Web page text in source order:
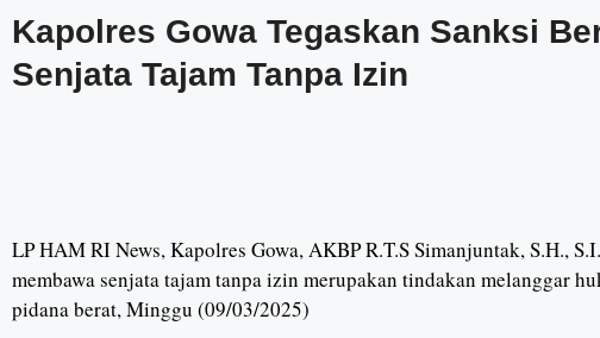
Kapolres Gowa Tegaskan Sanksi
Senjata Tajam Tanpa Izin
LP HAM RI News, Kapolres Gowa, AKBP R.T.S Simanjuntak, S.H.,
membawa senjata tajam tanpa izin merupakan tindakan melanggar
pidana berat, Minggu (09/03/2025)